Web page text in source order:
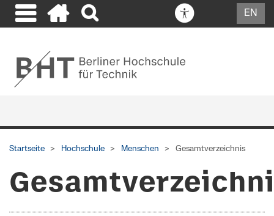
EN
Startseite Hochschule Menschen Gesamtverzeichnis